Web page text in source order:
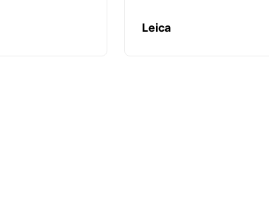
Leica